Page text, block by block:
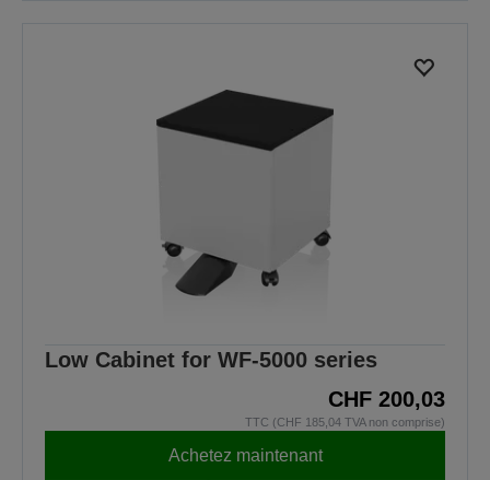
Low Cabinet for WF-5000 series
CHF 200,03
TTC (CHF 185,04 TVA non comprise)
Achetez maintenant